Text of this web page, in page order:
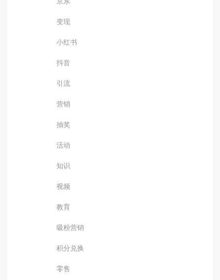
变现
小红书
抖音
引流
营销
抽奖
活动
知识
视频
教育
吸粉营销
积分兑换
零售